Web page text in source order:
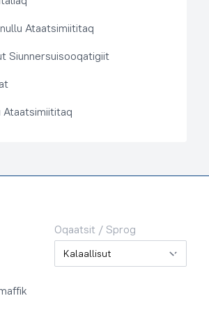
Ataatsimiititaq
Siunnersuisooqatigiit
Ataatsimiititaq
Oqaatsit / Sprog
Oqaatsit / Sprog